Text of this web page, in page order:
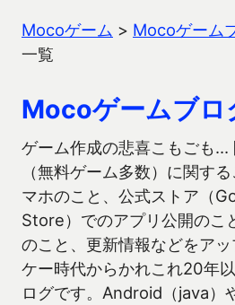
Mocoゲーム > Mocoゲーム
一覧
Mocoゲームブロ
ゲーム作成の悲喜こもごも…
（無料ゲーム多数）に関す
マホのこと、公式ストア（
Store）でのアプリ公開のこ
のこと、更新情報などをア
ケー時代からかれこれ20年
ログです。Android（java）